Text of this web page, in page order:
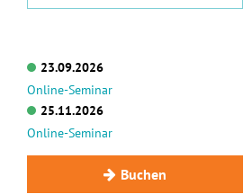
23.09.2026
Online-Seminar
25.11.2026
Online-Seminar
Buchen